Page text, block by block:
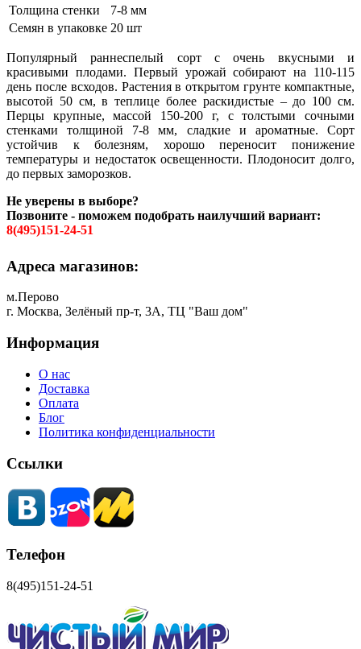
Толщина стенки
7-8 мм
Семян в упаковке 20 шт
Популярный раннеспелый сорт с очень вкусными и
красивыми плодами. Первый урожай собирают на 110-115
день после всходов. Растения в открытом грунте компактные,
высотой 50 см, в теплице более раскидистые – до 100 см.
Перцы крупные, массой 150-200 г, с толстыми сочными
стенками толщиной 7-8 мм, сладкие и ароматные. Сорт
устойчив к болезням, хорошо переносит понижение
температуры и недостаток освещенности. Плодоносит долго,
до первых заморозков.
Не уверены в выборе?
Позвоните - поможем подобрать наилучший вариант:
8(495)151-24-51
Адреса магазинов:
м.Перово
г. Москва, Зелёный пр-т, 3А, ТЦ "Ваш дом"
Информация
О нас
Доставка
Оплата
Блог
Политика конфиденциальности
Ссылки
Телефон
8(495)151-24-51